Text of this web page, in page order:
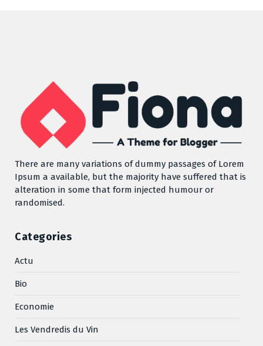
There are many variations of dummy passages of Lorem
Ipsum a available, but the majority have suffered that is
alteration in some that form injected humour or
randomised.
Categories
Actu
Bio
Economie
Les Vendredis du Vin